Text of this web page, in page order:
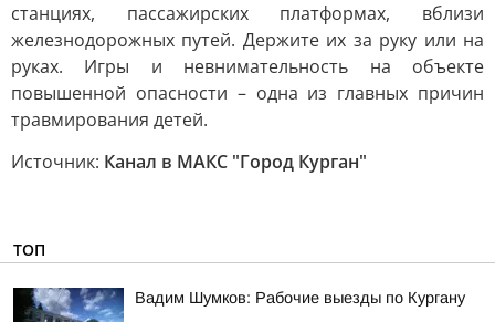
станциях, пассажирских платформах, вблизи
железнодорожных путей. Держите их за руку или на
руках. Игры и невнимательность на объекте
повышенной опасности – одна из главных причин
травмирования детей.
Источник: Канал в МАКС "Город Курган"
ТОП
Вадим Шумков: Рабочие выезды по Кургану